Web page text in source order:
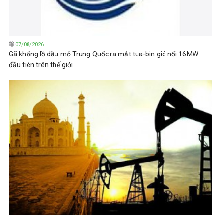
07/08/2026
Gã khổng lồ dầu mỏ Trung Quốc ra mắt tua-bin gió nổi 16MW
đầu tiên trên thế giới